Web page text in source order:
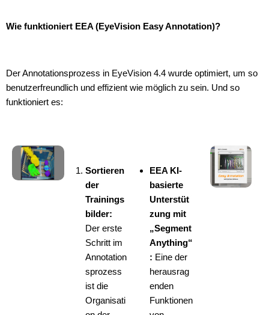
Wie funktioniert EEA (EyeVision Easy Annotation)?
Der Annotationsprozess in EyeVision 4.4 wurde optimiert, um so
benutzerfreundlich und effizient wie möglich zu sein. Und so
funktioniert es:
Sortieren
der
Trainings
bilder:
Der erste
Schritt im
Annotation
sprozess
ist die
Organisati
EEA KI-
basierte
Unterstüt
zung mit
„Segment
Anything“
: Eine der
herausrag
enden
Funktionen